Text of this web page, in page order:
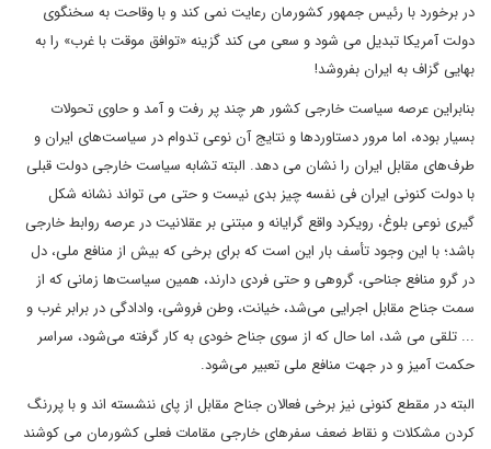
در برخورد با رئیس جمهور کشورمان رعایت نمی کند و با وقاحت به سخنگوی
دولت آمریکا تبدیل می شود و سعی می کند گزینه «توافق موقت با غرب» را به
بهایی گزاف به ایران بفروشد!
بنابراین عرصه سیاست خارجی کشور هر چند پر رفت و آمد و حاوی تحولات
بسیار بوده، اما مرور دستاوردها و نتایج آن نوعی تدوام در سیاست‌های ایران و
طرف‌های مقابل ایران را نشان می دهد. البته تشابه سیاست خارجی دولت قبلی
با دولت کنونی ایران فی نفسه چیز بدی نیست و حتی می تواند نشانه شکل
گیری نوعی بلوغ، رویکرد واقع گرایانه و مبتنی بر عقلانیت در عرصه روابط خارجی
باشد؛ با این وجود تأسف بار این است که برای برخی که بیش از منافع ملی، دل
در گرو منافع جناحی، گروهی و حتی فردی دارند، همین سیاست‌ها زمانی که از
سمت جناح مقابل اجرایی می‌شد، خیانت، وطن فروشی، وادادگی در برابر غرب و
... تلقی می شد، اما حال که از سوی جناح خودی به کار گرفته می‌شود، سراسر
حکمت آمیز و در جهت منافع ملی تعبیر می‌شود.
البته در مقطع کنونی نیز برخی فعالان جناح مقابل از پای ننشسته اند و با پررنگ
کردن مشکلات و نقاط ضعف سفرهای خارجی مقامات فعلی کشورمان می کوشند